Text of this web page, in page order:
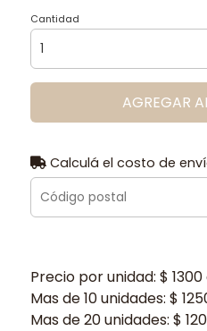
Cantidad
AGREGAR
Calculá el costo de
Precio por unidad: $
Mas de 10 unidades: $
Mas de 20 unidades: $